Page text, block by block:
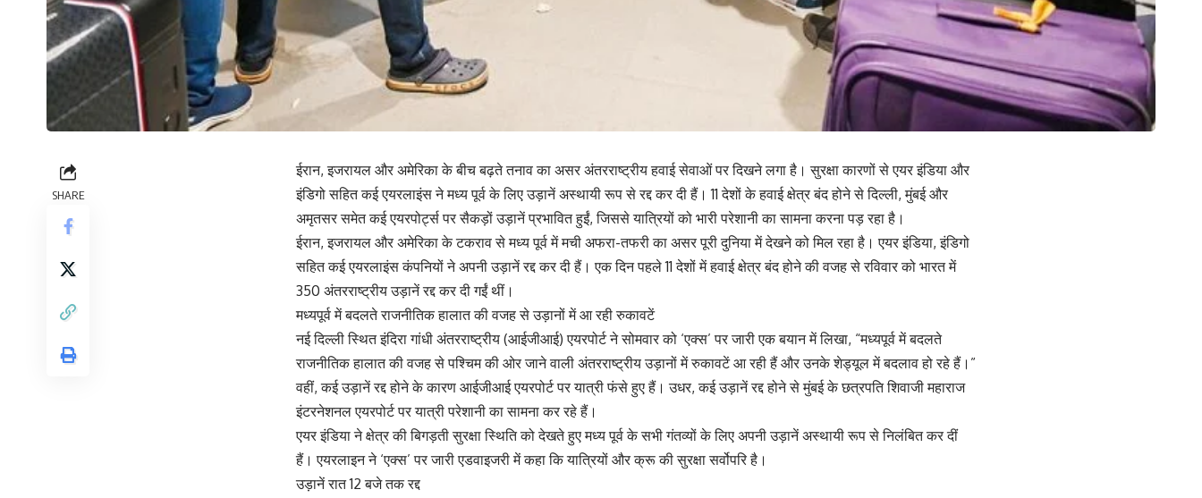
SHARE
ईरान, इजरायल और अमेरिका के बीच बढ़ते तनाव का असर अंतरराष्ट्रीय हवाई सेवाओं पर दिखने लगा है। सुरक्षा कारणों से एयर इंडिया और
इंडिगो सहित कई एयरलाइंस ने मध्य पूर्व के लिए उड़ानें अस्थायी रूप से रद्द कर दी हैं। 11 देशों के हवाई क्षेत्र बंद होने से दिल्ली, मुंबई और
अमृतसर समेत कई एयरपोर्ट्स पर सैकड़ों उड़ानें प्रभावित हुईं, जिससे यात्रियों को भारी परेशानी का सामना करना पड़ रहा है।
ईरान, इजरायल और अमेरिका के टकराव से मध्य पूर्व में मची अफरा-तफरी का असर पूरी दुनिया में देखने को मिल रहा है। एयर इंडिया, इंडिगो
सहित कई एयरलाइंस कंपनियों ने अपनी उड़ानें रद्द कर दी हैं। एक दिन पहले 11 देशों में हवाई क्षेत्र बंद होने की वजह से रविवार को भारत में
350 अंतरराष्ट्रीय उड़ानें रद्द कर दी गईं थीं।
मध्यपूर्व में बदलते राजनीतिक हालात की वजह से उड़ानों में आ रही रुकावटें
नई दिल्ली स्थित इंदिरा गांधी अंतरराष्ट्रीय (आईजीआई) एयरपोर्ट ने सोमवार को ‘एक्स’ पर जारी एक बयान में लिखा, “मध्यपूर्व में बदलते
राजनीतिक हालात की वजह से पश्चिम की ओर जाने वाली अंतरराष्ट्रीय उड़ानों में रुकावटें आ रही हैं और उनके शेड्यूल में बदलाव हो रहे हैं।”
वहीं, कई उड़ानें रद्द होने के कारण आईजीआई एयरपोर्ट पर यात्री फंसे हुए हैं। उधर, कई उड़ानें रद्द होने से मुंबई के छत्रपति शिवाजी महाराज
इंटरनेशनल एयरपोर्ट पर यात्री परेशानी का सामना कर रहे हैं।
एयर इंडिया ने क्षेत्र की बिगड़ती सुरक्षा स्थिति को देखते हुए मध्य पूर्व के सभी गंतव्यों के लिए अपनी उड़ानें अस्थायी रूप से निलंबित कर दीं
हैं। एयरलाइन ने ‘एक्स’ पर जारी एडवाइजरी में कहा कि यात्रियों और क्रू की सुरक्षा सर्वोपरि है।
उड़ानें रात 12 बजे तक रद्द